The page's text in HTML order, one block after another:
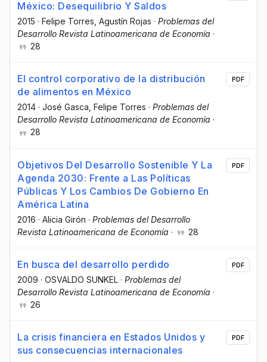
México: Desequilibrio Y Saldos
2015 · Felipe Torres , Agustín Rojas · Problemas del
Desarrollo Revista Latinoamericana de Economía ·
28
El control corporativo de la distribución
de alimentos en México
2014 · José Gasca, Felipe Torres · Problemas del
Desarrollo Revista Latinoamericana de Economía ·
28
PDF
Objetivos Del Desarrollo Sostenible Y La
Agenda 2030: Frente a Las Políticas
Públicas Y Los Cambios De Gobierno En
América Latina
2016 · Alicia Girón · Problemas del Desarrollo
Revista Latinoamericana de Economía · 28
PDF
En busca del desarrollo perdido
2009 · OSVALDO SUNKEL · Problemas del
Desarrollo Revista Latinoamericana de Economía ·
26
PDF
La crisis financiera en Estados Unidos y
sus consecuencias internacionales
PDF